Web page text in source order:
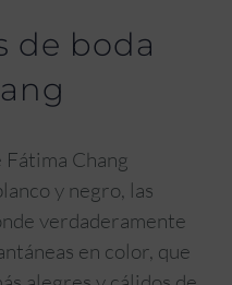
de boda
Fátima Chang
y negro, las
verdaderamente
en color, que